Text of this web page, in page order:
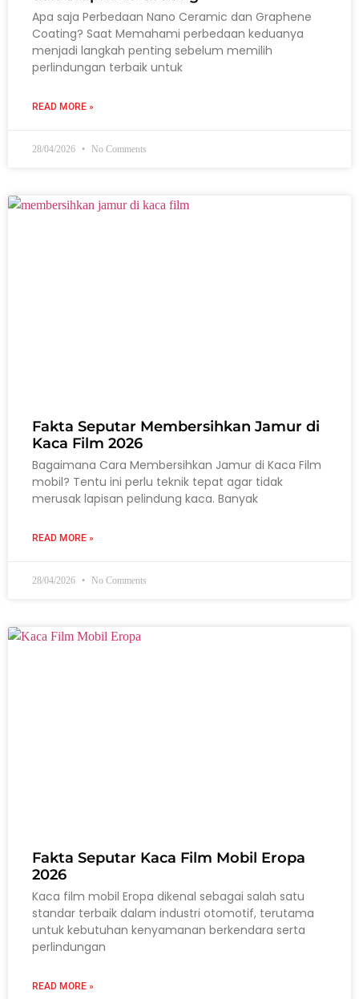
Apa saja Perbedaan Nano Ceramic dan Graphene
Coating? Saat Memahami perbedaan keduanya
menjadi langkah penting sebelum memilih
perlindungan terbaik untuk
READ MORE »
28/04/2026 No Comments
Fakta Seputar Membersihkan Jamur di
Kaca Film 2026
Bagaimana Cara Membersihkan Jamur di Kaca Film
mobil? Tentu ini perlu teknik tepat agar tidak
merusak lapisan pelindung kaca. Banyak
READ MORE »
28/04/2026 No Comments
Fakta Seputar Kaca Film Mobil Eropa
2026
Kaca film mobil Eropa dikenal sebagai salah satu
standar terbaik dalam industri otomotif, terutama
untuk kebutuhan kenyamanan berkendara serta
perlindungan
READ MORE »